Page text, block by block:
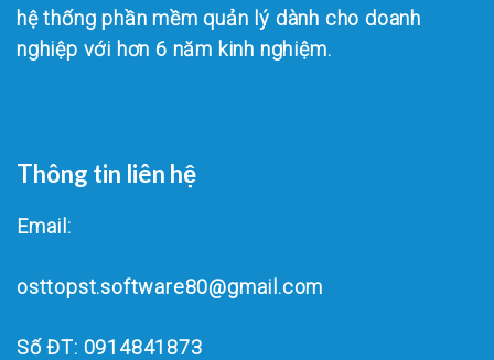
hệ thống phần mềm quản lý dành cho doanh
nghiệp với hơn 6 năm kinh nghiệm.
Thông tin liên hệ
Email:
osttopst.software80@gmail.com
Số ĐT: 0914841873